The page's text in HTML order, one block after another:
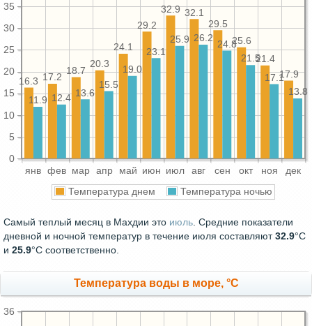
янв фев мар апр май июн июл авг сен окт ноя дек
0
5
10
15
20
25
30
35
17.9
21.4
25.6
29.5
32.1
32.9
29.2
24.1
20.3
18.7
17.2
16.3
13.8
17.1
21.5
24.8
26.2
25.9
23.1
19.0
15.5
13.6
12.4
11.9
Температура днем Температура ночью
Самый теплый месяц в Махдии это июль. Средние показатели
дневной и ночной температур в течение июля составляют32.9°С
и 25.9°С соответственно.
Температура воды в море, °C
36